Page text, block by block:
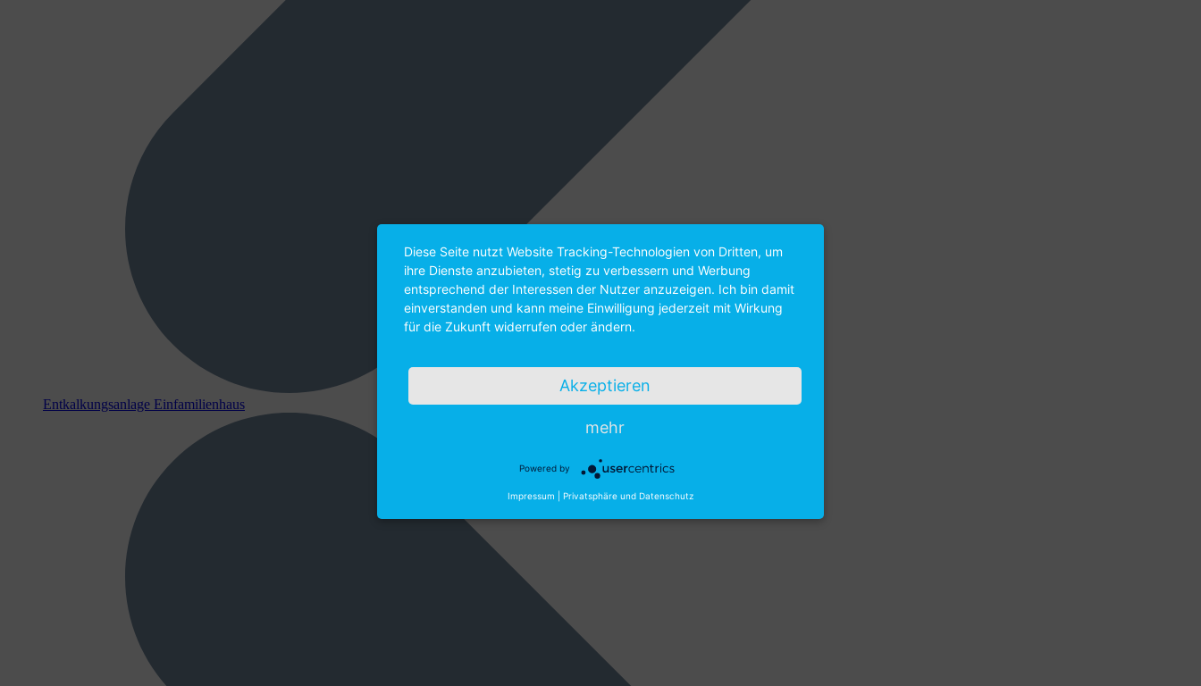
Entkalkungsanlage Einfamilienhaus
Diese Seite nutzt Website Tracking-Technologien von Dritten, um
ihre Dienste anzubieten, stetig zu verbessern und Werbung
entsprechend der Interessen der Nutzer anzuzeigen. Ich bin damit
einverstanden und kann meine Einwilligung jederzeit mit Wirkung
für die Zukunft widerrufen oder ändern.
Akzeptieren
mehr
Powered by
Impressum Privatsphäre und Datenschutz